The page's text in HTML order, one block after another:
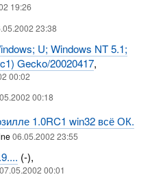
19:26
23:38
U; Windows NT 5.1;
Gecko/20020417,
00:02
00:18
1.0RC1 win32 всё ОК.
06.05.2002 23:55
(-),
00:01